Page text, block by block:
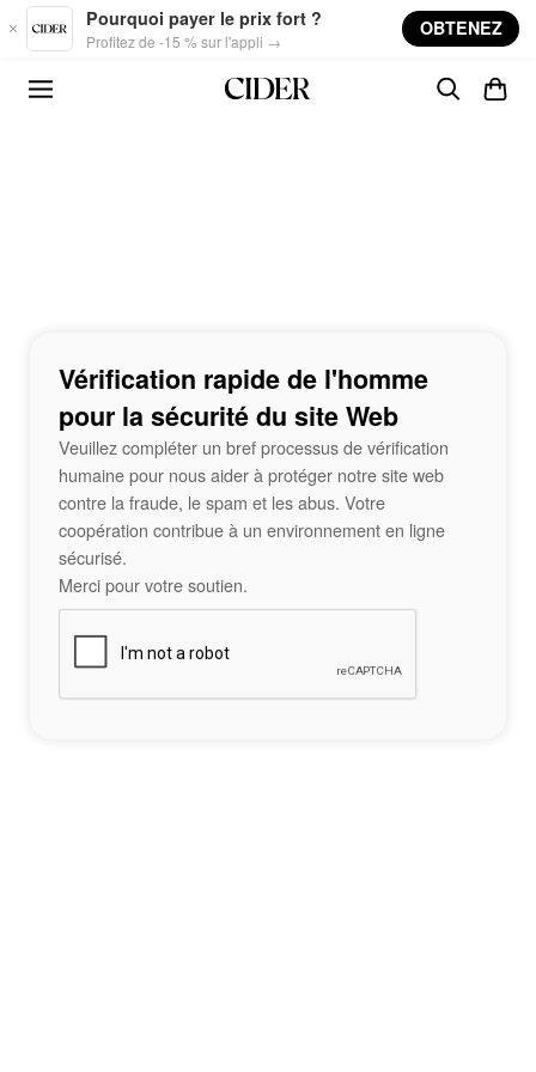
Skip to main content
Pourquoi payer le prix fort ?
Profitez de -15 % sur l'appli →
OBTENEZ
Vérification rapide de l'homme
pour la sécurité du site Web
Veuillez compléter un bref processus de vérification
humaine pour nous aider à protéger notre site web
contre la fraude, le spam et les abus. Votre
coopération contribue à un environnement en ligne
sécurisé.
Merci pour votre soutien.